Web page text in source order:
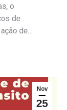
o
de
de…
Nov
25